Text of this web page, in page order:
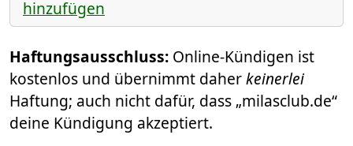
hinzufügen
Haftungsausschluss: Online-Kündigen ist
kostenlos und übernimmt daherkeinerlei
Haftung; auch nicht dafür, dass „milasclub.de“
deine Kündigung akzeptiert.